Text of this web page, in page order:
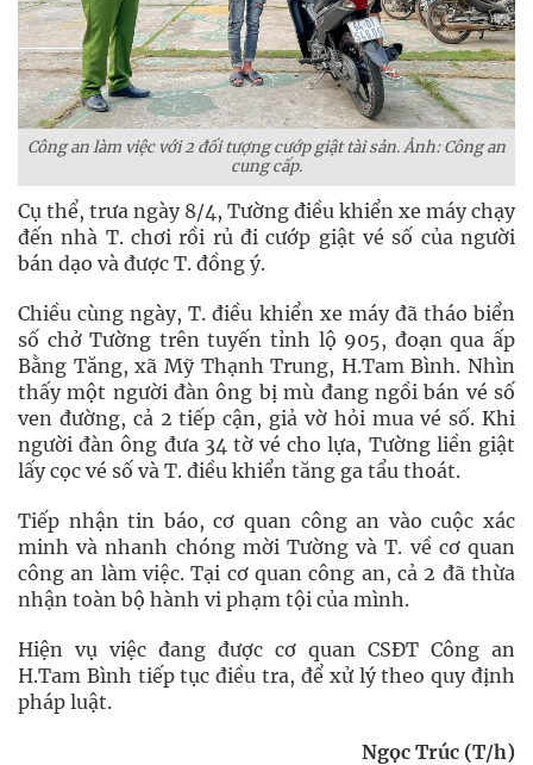
Công an làm việc với 2 đối tượng cướp giật tài sản. Ảnh: Công an
cung cấp.
Cụ thể, trưa ngày 8/4, Tường điều khiển xe máy chạy
đến nhà T. chơi rồi rủ đi cướp giật vé số của người
bán dạo và được T. đồng ý.
Chiều cùng ngày, T. điều khiển xe máy đã tháo biển
số chở Tường trên tuyến tỉnh lộ 905, đoạn qua ấp
Bằng Tăng, xã Mỹ Thạnh Trung, H.Tam Bình. Nhìn
thấy một người đàn ông bị mù đang ngồi bán vé số
ven đường, cả 2 tiếp cận, giả vờ hỏi mua vé số. Khi
người đàn ông đưa 34 tờ vé cho lựa, Tường liền giật
lấy cọc vé số và T. điều khiển tăng ga tẩu thoát.
Tiếp nhận tin báo, cơ quan công an vào cuộc xác
minh và nhanh chóng mời Tường và T. về cơ quan
công an làm việc. Tại cơ quan công an, cả 2 đã thừa
nhận toàn bộ hành vi phạm tội của mình.
Hiện vụ việc đang được cơ quan CSĐT Công an
H.Tam Bình tiếp tục điều tra, để xử lý theo quy định
pháp luật.
Ngọc Trúc (T/h)